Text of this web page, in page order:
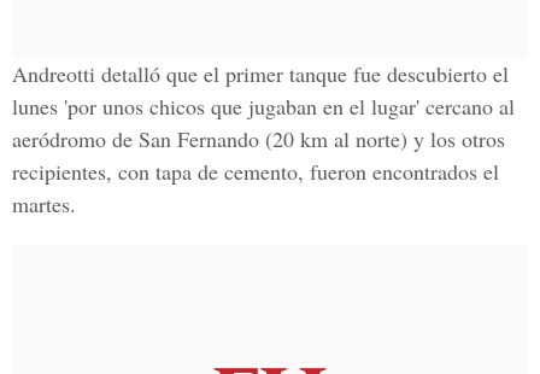
Andreotti detalló que el primer tanque fue descubierto el
lunes 'por unos chicos que jugaban en el lugar' cercano al
aeródromo de San Fernando (20 km al norte) y los otros
recipientes, con tapa de cemento, fueron encontrados el
martes.